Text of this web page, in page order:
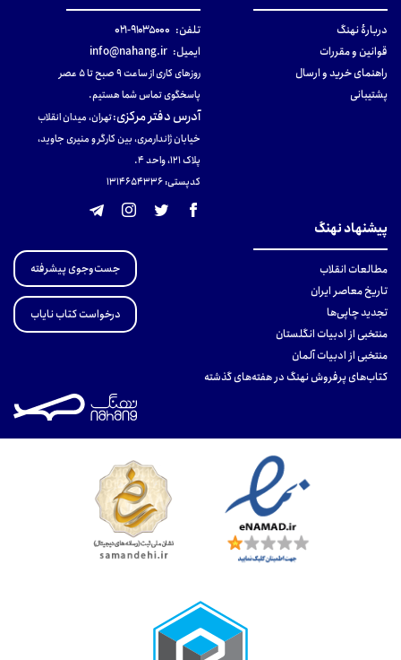
دربارهٔ نهنگ
قوانین و مقررات
راهنمای خرید و ارسال
پشتیبانی
تلفن: ۹۱۰۳۵۰۰۰-۰۲۱
ایمیل: info@nahang.ir
روزهای کاری از ساعت ۹ صبح تا ۵ عصر
پاسخگوی تماس شما هستیم.
آدرس دفتر مرکزی:تهران، میدان انقلاب
خیابان ژاندارمری، بین کارگر و منیری جاوید،
پلاک 121، واحد ۴.
کدپستی: 131465433۶
پیشنهاد نهنگ
مطالعات انقلاب
تاریخ معاصر ایران
تجدید چاپی‌ها
منتخبی از ادبیات انگلستان
منتخبی از ادبیات آلمان
کتاب‌های پرفروش نهنگ در هفته‌های گذشته
جست‌وجوی پیشرفته
درخواست کتاب نایاب